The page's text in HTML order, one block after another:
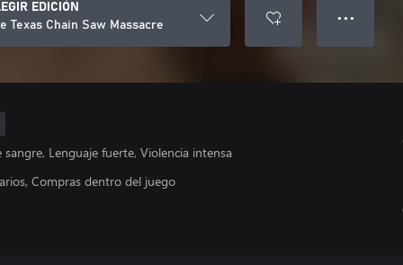
EDICIÓN
Texas Chain Saw Massacre
● ● ●
Lenguaje fuerte, Violencia intensa
Compras dentro del juego